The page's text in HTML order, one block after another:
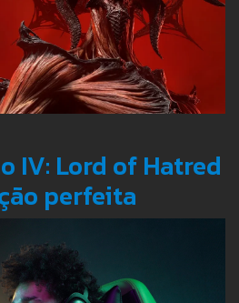
IV: Lord of Hatred
perfeita